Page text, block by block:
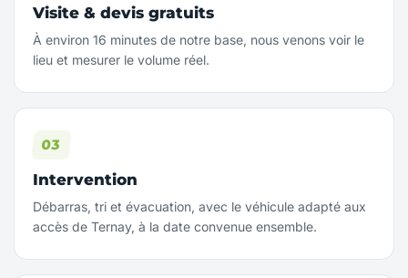
Visite & devis gratuits
À environ 16 minutes de notre base, nous venons voir le
lieu et mesurer le volume réel.
Intervention
Débarras, tri et évacuation, avec le véhicule adapté aux
accès de Ternay, à la date convenue ensemble.